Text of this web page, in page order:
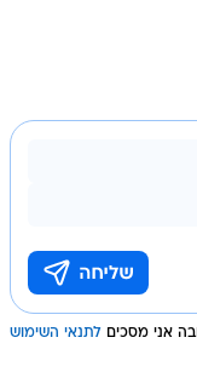
אני מסכים לתנאי השימוש